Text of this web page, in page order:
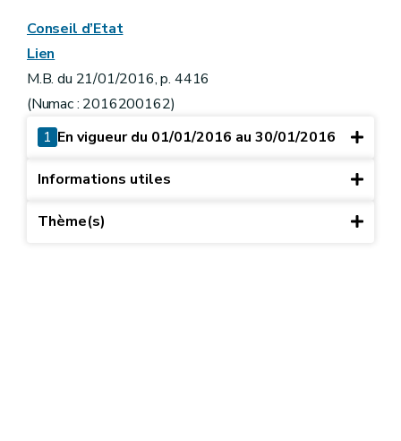
Conseil d’Etat
Lien
M.B. du 21/01/2016, p. 4416
(Numac : 2016200162)
1 En vigueur du 01/01/2016 au 30/01/2016
Informations utiles
Thème(s)